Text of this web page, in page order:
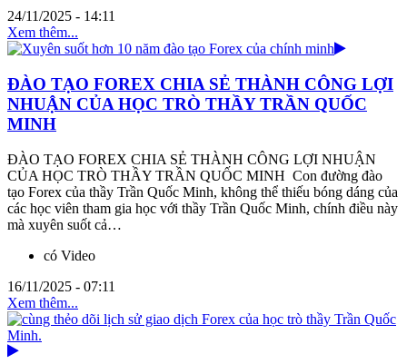
24/11/2025 - 14:11
Xem thêm...
ĐÀO TẠO FOREX CHIA SẺ THÀNH CÔNG LỢI
NHUẬN CỦA HỌC TRÒ THẦY TRẦN QUỐC
MINH
ĐÀO TẠO FOREX CHIA SẺ THÀNH CÔNG LỢI NHUẬN
CỦA HỌC TRÒ THẦY TRẦN QUỐC MINH Con đường đào
tạo Forex của thầy Trần Quốc Minh, không thể thiếu bóng dáng của
các học viên tham gia học với thầy Trần Quốc Minh, chính điều này
mà xuyên suốt cả…
có Video
16/11/2025 - 07:11
Xem thêm...